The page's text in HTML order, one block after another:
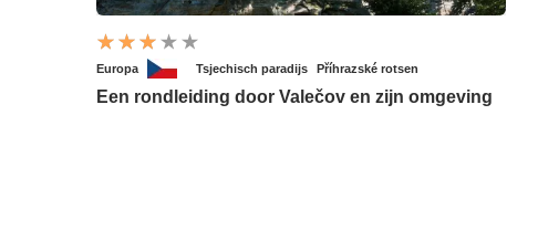
Europa Tsjechisch paradijs Příhrazské rotsen
Een rondleiding door Valečov en zijn omgeving